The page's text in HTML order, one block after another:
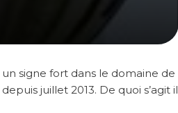
signe fort dans le domaine de
juillet 2013. De quoi s’agit il